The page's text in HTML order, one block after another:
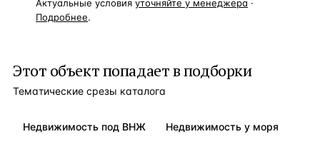
Актуальные условия уточняйте у менеджера ·
Подробнее.
Этот объект попадает в подборки
Тематические срезы каталога
Недвижимость под ВНЖ Недвижимость у моря